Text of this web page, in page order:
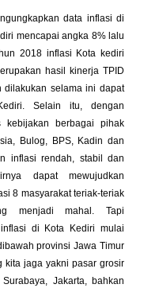
data inflasi di
mencapai angka 8% lalu
2018 inflasi Kota kediri
hasil kinerja TPID
dilakukan selama ini dapat
Selain itu, dengan
kebijakan berbagai pihak
Bulog, BPS, Kadin dan
inflasi rendah, stabil dan
dapat mewujudkan
8 masyarakat teriak-teriak
menjadi mahal. Tapi
di Kota Kediri mulai
provinsi Jawa Timur
kita jaga yakni pasar grosir
Jakarta, bahkan